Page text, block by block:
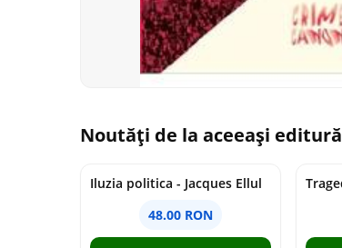
Noutăți de la aceeași editură
Iluzia politica - Jacques Ellul
48.00 RON